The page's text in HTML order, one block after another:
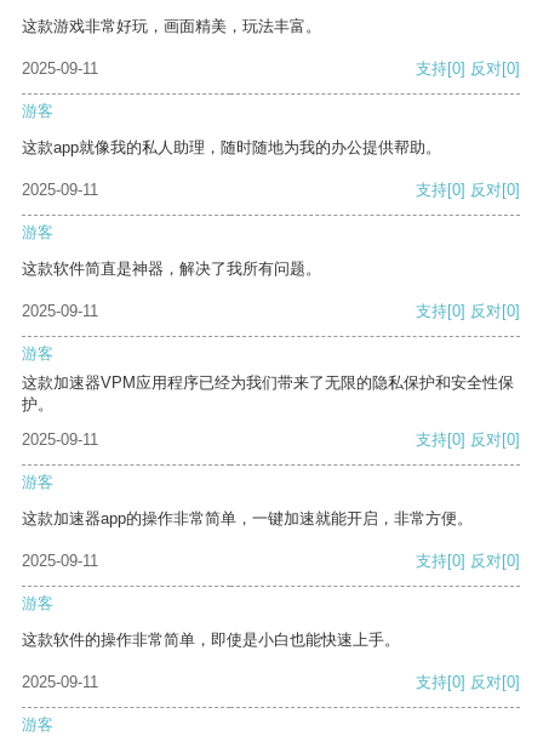
这款游戏非常好玩，画面精美，玩法丰富。
2025-09-11 支持[0] 反对[0]
游客
这款app就像我的私人助理，随时随地为我的办公提供帮助。
2025-09-11 支持[0] 反对[0]
游客
这款软件简直是神器，解决了我所有问题。
2025-09-11 支持[0] 反对[0]
游客
这款加速器VPM应用程序已经为我们带来了无限的隐私保护和安全性保
护。
2025-09-11
支持[0] 反对[0]
游客
这款加速器app的操作非常简单，一键加速就能开启，非常方便。
2025-09-11 支持[0] 反对[0]
游客
这款软件的操作非常简单，即使是小白也能快速上手。
2025-09-11 支持[0] 反对[0]
游客